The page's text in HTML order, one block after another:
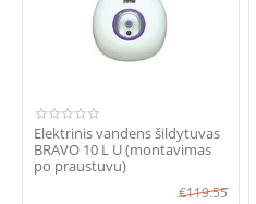
Elektrinis vandens šildytuvas
BRAVO 10 L U (montavimas
po praustuvu)
€119.55